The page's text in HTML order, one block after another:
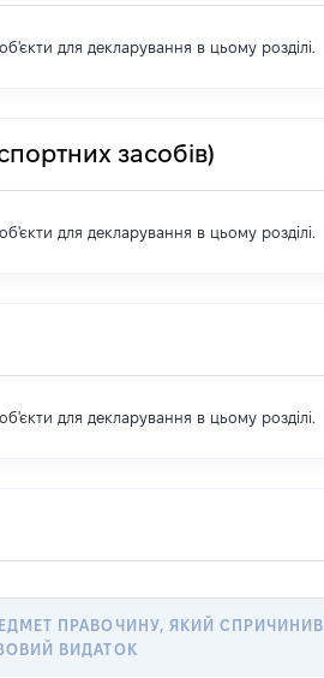
для декларування в цьому розділі.
засобів)
для декларування в цьому розділі.
для декларування в цьому розділі.
ПРАВОЧИНУ, ЯКИЙ СПРИЧИНИВ
ВИДАТОК